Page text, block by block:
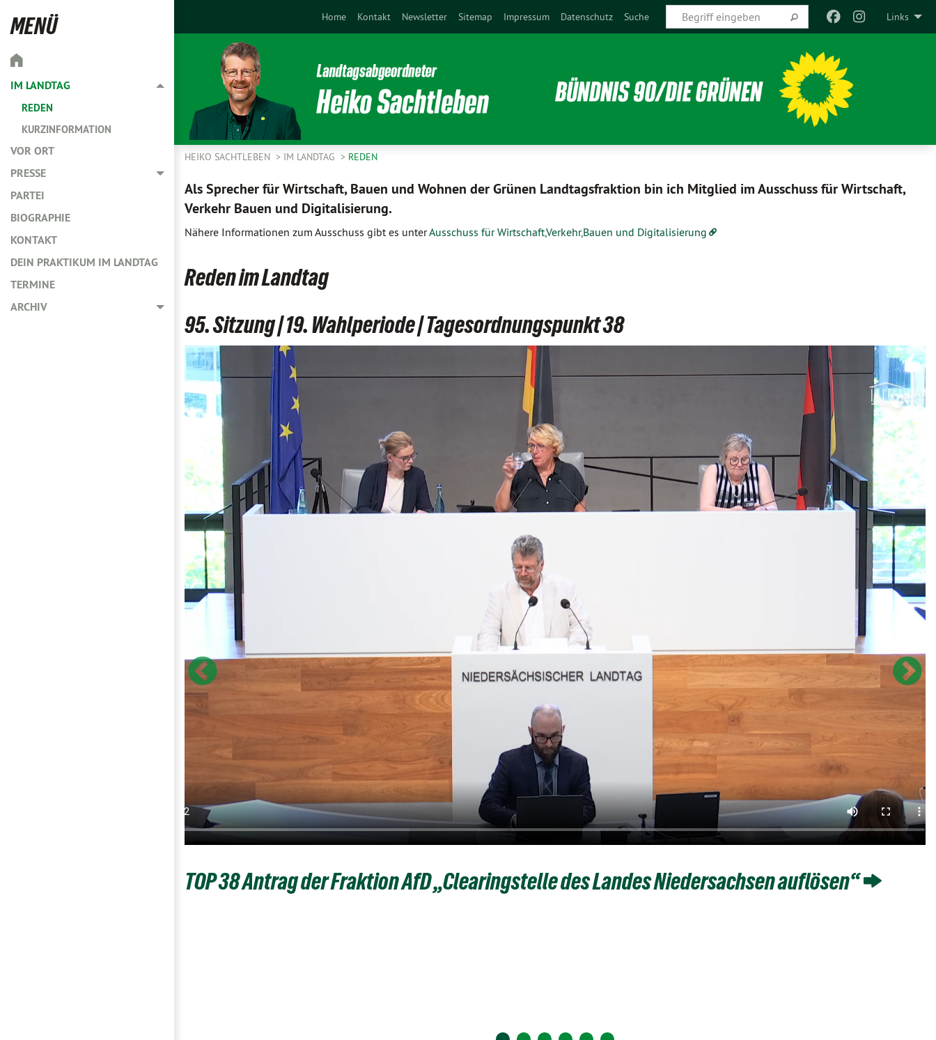
MENÜ
IM LANDTAG Toggle menu
REDEN
KURZINFORMATION
VOR ORT
PRESSE
Toggle menu
PARTEI
BIOGRAPHIE
KONTAKT
DEIN PRAKTIKUM IM LANDTAG
TERMINE
ARCHIV
Toggle menu
Links
Home Kontakt Newsletter Sitemap Impressum Datenschutz Suche
HEIKO SACHTLEBEN IM LANDTAG REDEN
Als Sprecher für Wirtschaft, Bauen und Wohnen der Grünen Landtagsfraktion bin ich Mitglied im Ausschuss für Wirtschaft,
Verkehr Bauen und Digitalisierung.
Nähere Informationen zum Ausschuss gibt es unterAusschuss für Wirtschaft,Verkehr,Bauen und Digitalisierung
Reden im Landtag
95. Sitzung | 19. Wahlperiode | Tagesordnungspunkt 38
TOP 38 Antrag der Fraktion AfD „Clearingstelle des Landes Niedersachsen auflösen“